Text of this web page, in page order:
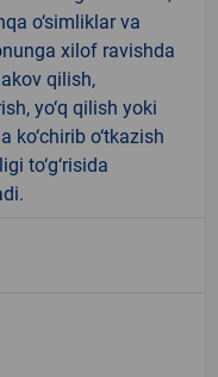
o‘simliklar va
xilof ravishda
qilish,
yo‘q qilish yoki
ko‘chirib o‘tkazish
to‘g‘risida